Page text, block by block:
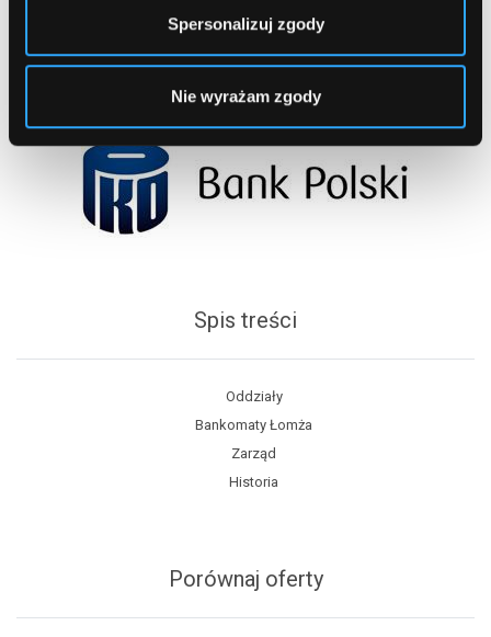
Spersonalizuj zgody
Nie wyrażam zgody
Spis treści
Oddziały
Bankomaty Łomża
Zarząd
Historia
Porównaj oferty